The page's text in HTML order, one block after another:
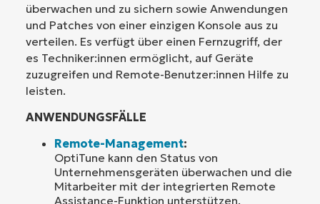
überwachen und zu sichern sowie Anwendungen
und Patches von einer einzigen Konsole aus zu
verteilen. Es verfügt über einen Fernzugriff, der
es Techniker:innen ermöglicht, auf Geräte
zuzugreifen und Remote-Benutzer:innen Hilfe zu
leisten.
ANWENDUNGSFÄLLE
Remote-Management:
OptiTune kann den Status von
Unternehmensgeräten überwachen und die
Mitarbeiter mit der integrierten Remote
Assistance-Funktion unterstützen.